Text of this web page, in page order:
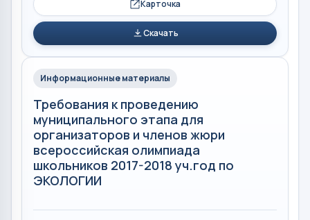
Карточка
Скачать
Информационные материалы
Требования к проведению
муниципального этапа для
организаторов и членов жюри
всероссийская олимпиада
школьников 2017-2018 уч.год по
ЭКОЛОГИИ